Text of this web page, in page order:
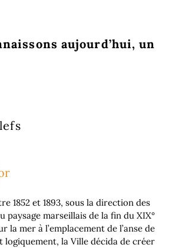
aujourd’hui, un
1852 et 1893, sous la direction des
marseillais de la fin du XIX°
mer à l’emplacement de l’anse de
logiquement, la Ville décida de créer